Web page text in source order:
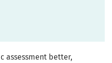
assessment better,